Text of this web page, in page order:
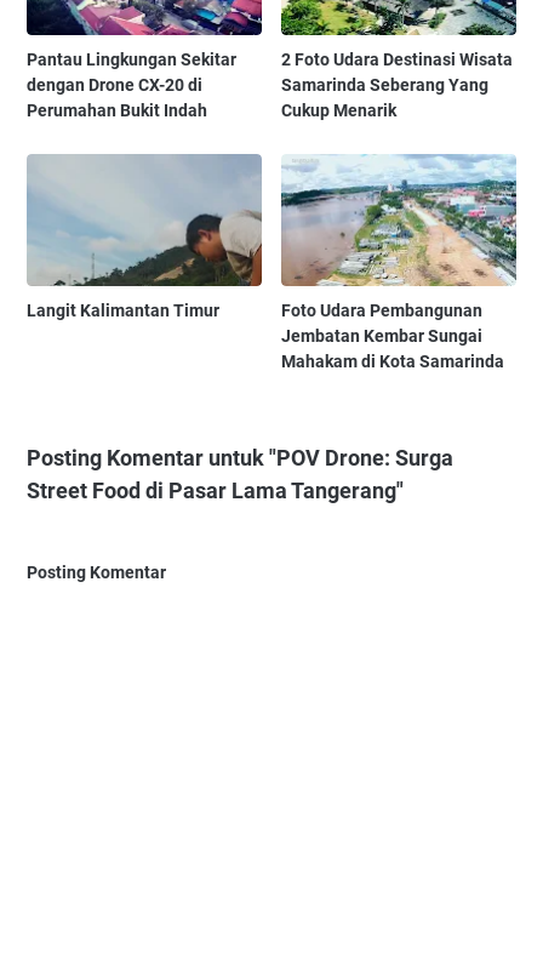
Pantau Lingkungan Sekitar
dengan Drone CX-20 di
Perumahan Bukit Indah
2 Foto Udara Destinasi Wisata
Samarinda Seberang Yang
Cukup Menarik
Langit Kalimantan Timur
Foto Udara Pembangunan
Jembatan Kembar Sungai
Mahakam di Kota Samarinda
Posting Komentar untuk "POV Drone: Surga
Street Food di Pasar Lama Tangerang"
Posting Komentar